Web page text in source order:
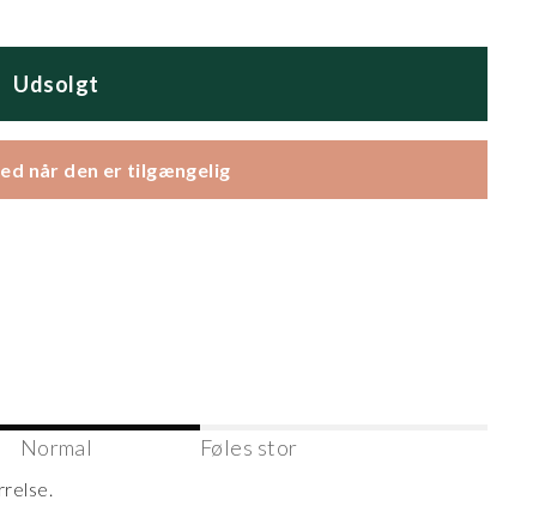
Udsolgt
når den er tilgængelig
Normal Føles stor